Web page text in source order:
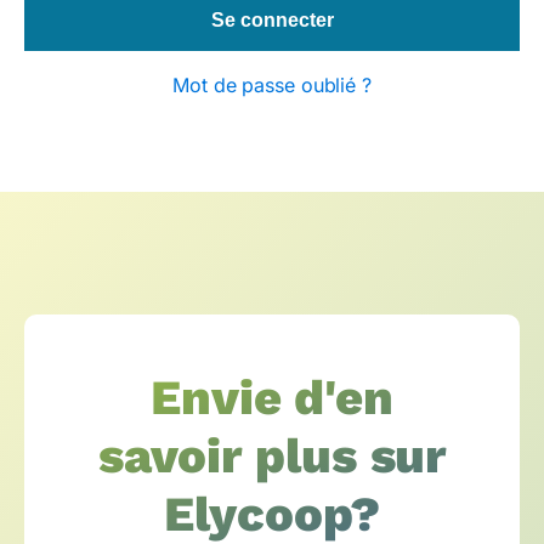
Mot de passe oublié ?
Envie d'en
savoir plus sur
Elycoop?